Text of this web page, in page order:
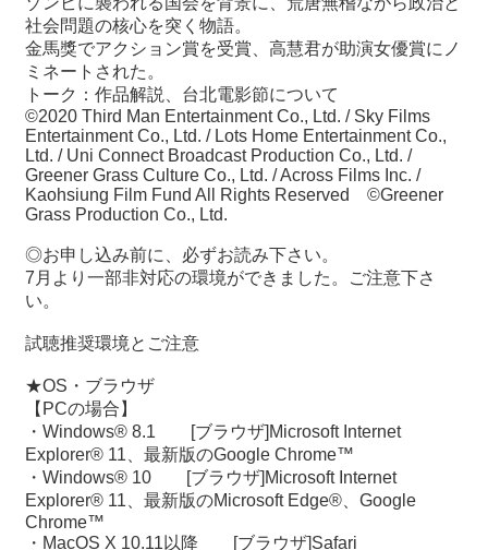
社会問題の核心を突く物語。
金馬獎でアクション賞を受賞、高慧君が助演女優賞にノ
ミネートされた。
トーク：作品解説、台北電影節について
©2020 Third Man Entertainment Co., Ltd. / Sky Films
Entertainment Co., Ltd. / Lots Home Entertainment Co.,
Ltd. / Uni Connect Broadcast Production Co., Ltd. /
Greener Grass Culture Co., Ltd. / Across Films Inc. /
Kaohsiung Film Fund All Rights Reserved ©Greener
Grass Production Co., Ltd.
◎お申し込み前に、必ずお読み下さい。
7月より一部非対応の環境ができました。ご注意下さ
い。
試聴推奨環境とご注意
★OS・ブラウザ
【PCの場合】
・Windows® 8.1 [ブラウザ]Microsoft Internet
Explorer® 11、最新版のGoogle Chrome™
・Windows® 10 [ブラウザ]Microsoft Internet
Explorer® 11、最新版のMicrosoft Edge®、Google
Chrome™
・MacOS X 10.11以降 [ブラウザ]Safari